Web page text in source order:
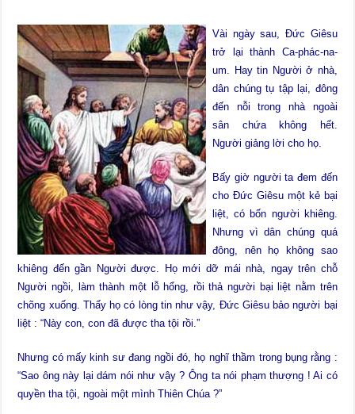
Vài ngày sau, Đức Giêsu
trở lại thành Ca-phác-na-
um. Hay tin Người ở nhà,
dân chúng tụ tập lại, đông
đến nỗi trong nhà ngoài
sân chứa không hết.
Người giảng lời cho họ.
Bấy giờ người ta đem đến
cho Đức Giêsu một kẻ bại
liệt, có bốn người khiêng.
Nhưng vì dân chúng quá
đông, nên họ không sao
khiêng đến gần Người được. Họ mới dỡ mái nhà, ngay trên chỗ
Người ngồi, làm thành một lỗ hổng, rồi thả người bại liệt nằm trên
chõng xuống. Thấy họ có lòng tin như vậy, Đức Giêsu bảo người bại
liệt : “Này con, con đã được tha tội rồi.”
Nhưng có mấy kinh sư đang ngồi đó, họ nghĩ thầm trong bụng rằng :
“Sao ông này lại dám nói như vậy ? Ông ta nói phạm thượng ! Ai có
quyền tha tội, ngoài một mình Thiên Chúa ?”